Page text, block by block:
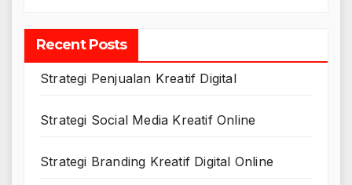
Recent Posts
Strategi Penjualan Kreatif Digital
Strategi Social Media Kreatif Online
Strategi Branding Kreatif Digital Online